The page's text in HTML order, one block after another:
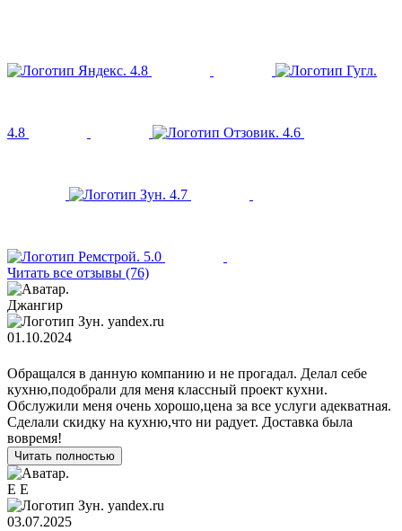
4.8
4.8 4.6
4.7
5.0
Читать все отзывы (76)
Джангир
yandex.ru
01.10.2024
Обращался в данную компанию и не прогадал. Делал себе
кухню,подобрали для меня классный проект кухни.
Обслужили меня очень хорошо,цена за все услуги адекватная.
Сделали скидку на кухню,что ни радует. Доставка была
вовремя!
Читать полностью
Е Е
yandex.ru
03.07.2025